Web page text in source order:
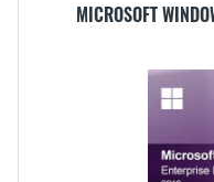
MICROSOFT